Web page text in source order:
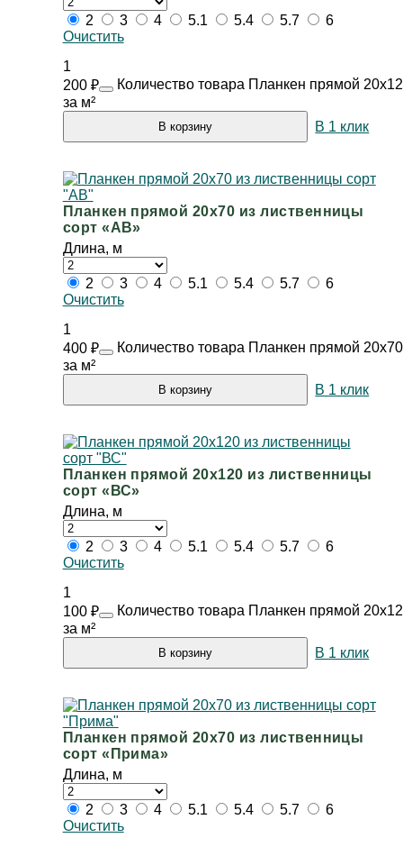
2 3 4 5.1 5.4 5.7
6
Очистить
1
200 ₽
за м²
Количество товара Планкен прямой
В корзину В 1 клик
Планкен прямой 20х70 из лиственницы
сорт «АВ»
Длина, м
2 3 4 5.1 5.4 5.7
6
Очистить
1
400 ₽
за м²
Количество товара Планкен прямой
В корзину В 1 клик
Планкен прямой 20х120 из лиственницы
сорт «ВС»
Длина, м
2 3 4 5.1 5.4 5.7
6
Очистить
1
100 ₽
за м²
Количество товара Планкен прямой
В корзину В 1 клик
Планкен прямой 20х70 из лиственницы
сорт «Прима»
Длина, м
2 3 4 5.1 5.4 5.7
6
Очистить